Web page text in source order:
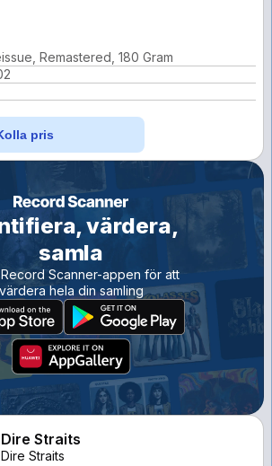
Remastered, 180 Gram
pris
värdera,
samla
Scanner-appen för att
värdera hela din samling
Dire Straits
Dire Straits